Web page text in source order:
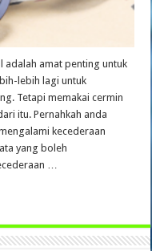
adalah amat penting untuk
lebih lagi untuk
Tetapi memakai cermin
itu. Pernahkah anda
kecederaan
yang boleh
…